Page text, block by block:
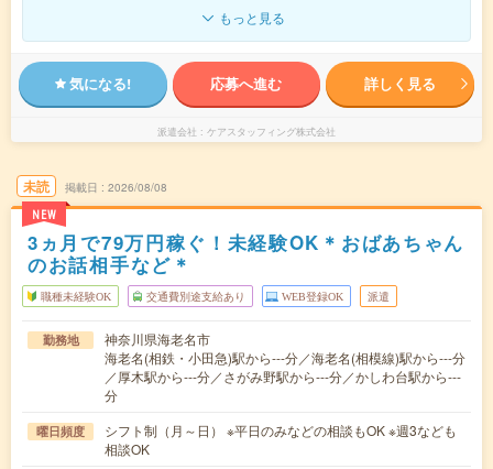
もっと見る
気になる! 応募へ進む 詳しく見る
派遣会社 ケアスタッフィング株式会社
未読
NEW
掲載日 2026/08/08
3ヵ月で79万円稼ぐ！未経験OK＊おばあちゃん
のお話相手など＊
職種未経験OK 交通費別途支給あり WEB登録OK 派遣
勤務地
神奈川県海老名市
海老名(相鉄・小田急)駅から---分／海老名(相模線)駅から---分
／厚木駅から---分／さがみ野駅から---分／かしわ台駅から---
分
曜日頻度
シフト制（月～日） ※平日のみなどの相談もOK ※週3なども
相談OK